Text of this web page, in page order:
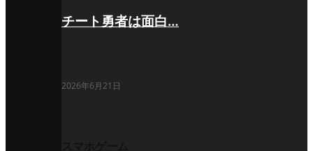
チート勇者は面白…
2026年6月21日